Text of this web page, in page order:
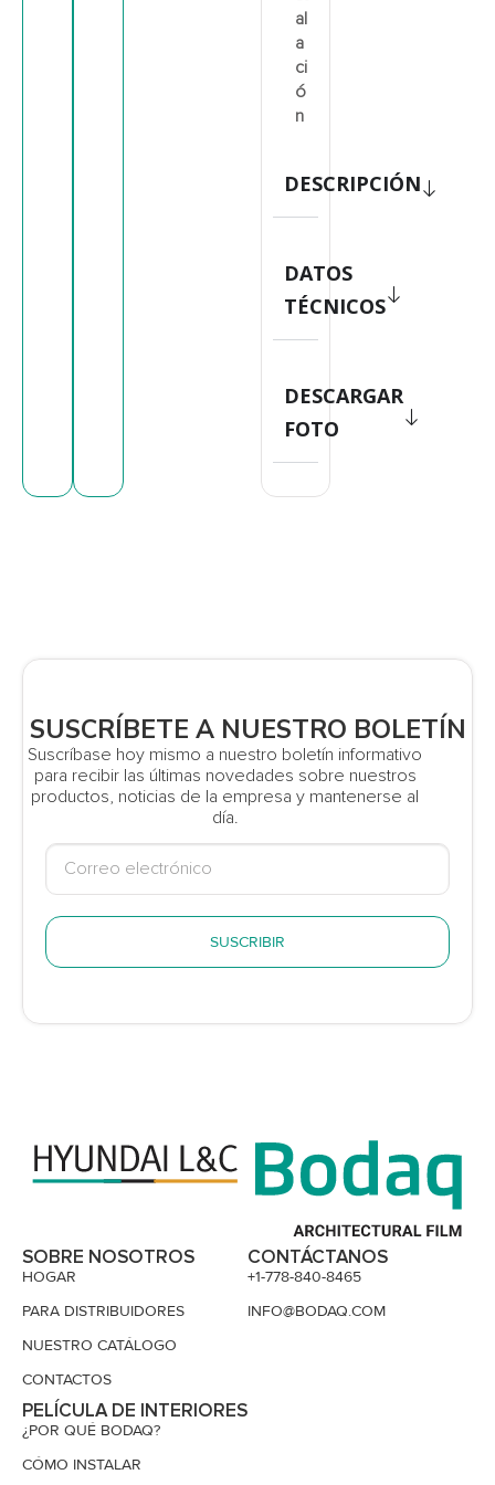
al
a
ci
ó
n
DESCRIPCIÓN
DATOS
TÉCNICOS
DESCARGAR
FOTO
SUSCRÍBETE A NUESTRO BOLETÍN
Suscríbase hoy mismo a nuestro boletín informativo
para recibir las últimas novedades sobre nuestros
productos, noticias de la empresa y mantenerse al
día.
SUSCRIBIR
SOBRE NOSOTROS
HOGAR
PARA DISTRIBUIDORES
NUESTRO CATÁLOGO
CONTACTOS
PELÍCULA DE INTERIORES
¿POR QUÉ BODAQ?
CÓMO INSTALAR
CONTÁCTANOS
+1-778-840-8465
INFO@BODAQ.COM